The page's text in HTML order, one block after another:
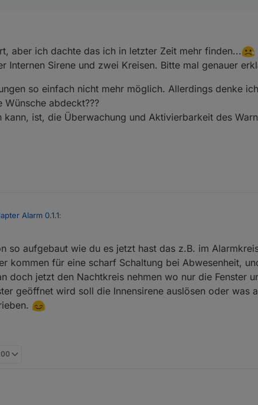
aber ich dachte das ich in letzter Zeit mehr finden...
Internen Sirene und zwei Kreisen. Bitte mal genauer
so einfach nicht mehr möglich. Allerdings denke
abdeckt???
ist, die Überwachung und Aktivierbarkeit des
Alarm 0.1.1:
Klasse, ist es eventuell möglich das du 2 Datenpunkte zum scharf
scharf wo man z.B. die Fensterkontakte reinpackt und einmal für
für intern scharf einen Datenpunkt zum schalten einer
wäre auch schön.
Antwort, aber ich dachte das ich in letzter Zeit mehr finden...
von einer Internen Sirene und zwei Kreisen. Bitte mal genauer
Veränderungen so einfach nicht mehr möglich. Allerdings denke ich,
so aufgebaut wie du es jetzt hast das z.B. im
kommen für eine scharf Schaltung bei Abwesenheit,
doch jetzt den Nachtkreis nehmen wo nur die Fenster
geöffnet wird soll die Innensirene auslösen oder was